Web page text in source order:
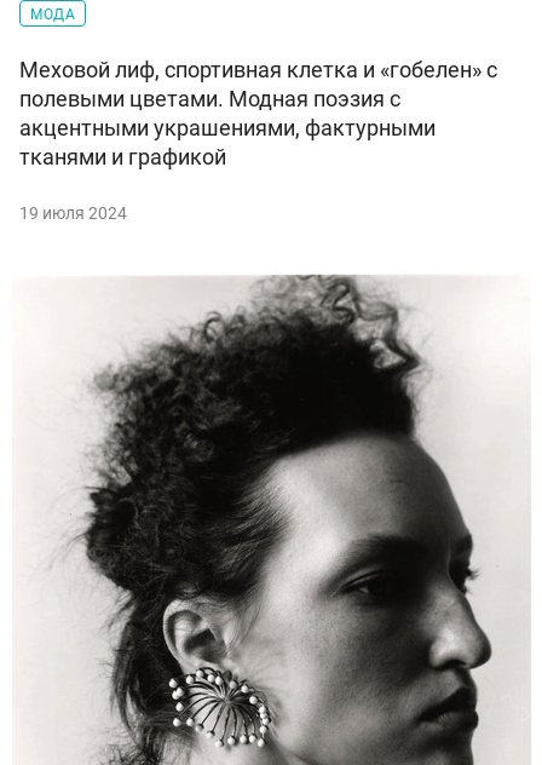
МОДА
Меховой лиф, спортивная клетка и «гобелен» с
полевыми цветами. Модная поэзия с
акцентными украшениями, фактурными
тканями и графикой
19 июля 2024